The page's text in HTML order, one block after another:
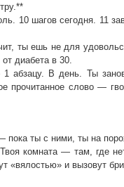
10 шагов сегодня. 11
ты ешь не для
диабета в 30.
1 абзацу. В день. Ты
прочитанное слово —
ты с ними, ты на
комната — там, где
«вялостью» и вызовут